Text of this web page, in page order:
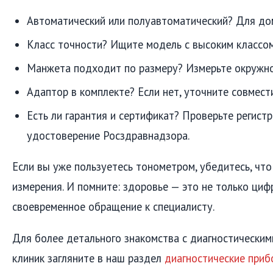
Автоматический или полуавтоматический? Для
Класс точности? Ищите модель с высоким
Манжета подходит по размеру? Измерьте
Адаптор в комплекте? Если нет, уточните
Есть ли гарантия и сертификат? Проверьте
удостоверение Росздравнадзора.
Если вы уже пользуетесь тонометром, убедитесь,
измерения. И помните: здоровье — это не только
своевременное обращение к специалисту.
Для более детального знакомства с
клиник загляните в наш раздел диагностические